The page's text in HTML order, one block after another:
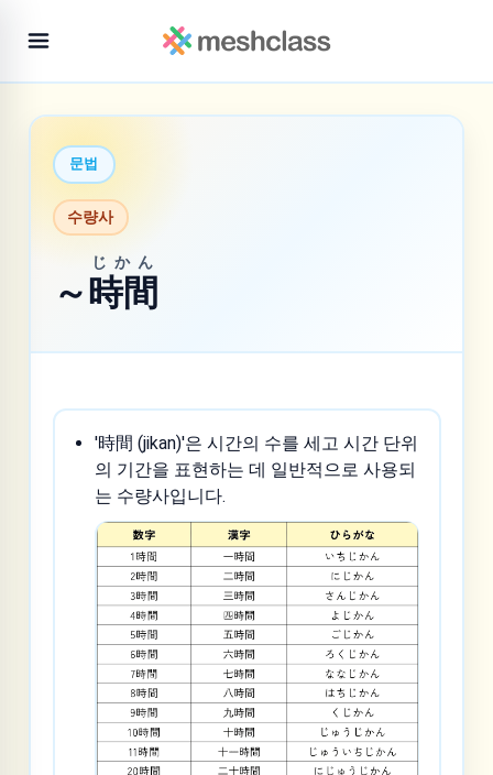
문법
수량사
～時間
じかん
'時間 (jikan)'은 시간의 수를 세고 시간 단위
의 기간을 표현하는 데 일반적으로 사용되
는 수량사입니다.